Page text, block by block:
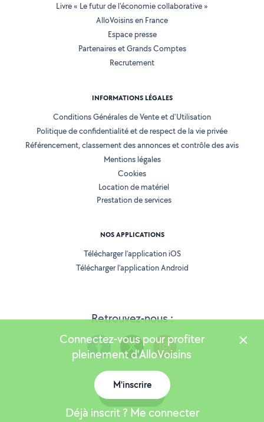
Retrouvez-nous :
Livre « Le futur de l'économie collaborative »
AlloVoisins en France
Espace presse
Partenaires et Grands Comptes
Recrutement
INFORMATIONS LÉGALES
Conditions Générales de Vente et d'Utilisation
Politique de confidentialité et de respect de la vie privée
Référencement, classement des annonces et contrôle des avis
Mentions légales
Cookies
Location de matériel
Prestation de services
NOS APPLICATIONS
Télécharger l’application iOS
Télécharger l’application Android
Version 25.5.3
Connectez-vous pour profiter
pleinement d'AlloVoisins
M'inscrire
Déjà inscrit ? Me connecter